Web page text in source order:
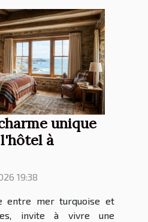
unique
à
19:38
entre mer turquoise et
invite à vivre une